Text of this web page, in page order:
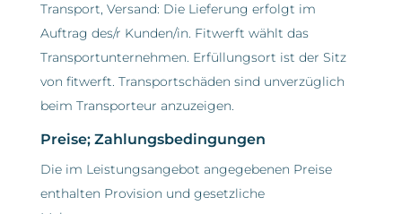
Transport, Versand: Die Lieferung erfolgt im
Auftrag des/r Kunden/in. Fitwerft wählt das
Transportunternehmen. Erfüllungsort ist der Sitz
von fitwerft. Transportschäden sind unverzüglich
beim Transporteur anzuzeigen.
Preise; Zahlungsbedingungen
Die im Leistungsangebot angegebenen Preise
enthalten Provision und gesetzliche